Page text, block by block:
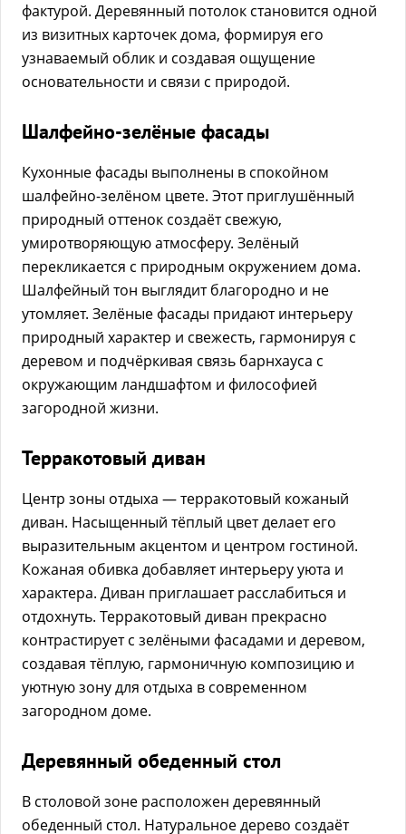
фактурой. Деревянный потолок становится одной
из визитных карточек дома, формируя его
узнаваемый облик и создавая ощущение
основательности и связи с природой.
Шалфейно-зелёные фасады
Кухонные фасады выполнены в спокойном
шалфейно-зелёном цвете. Этот приглушённый
природный оттенок создаёт свежую,
умиротворяющую атмосферу. Зелёный
перекликается с природным окружением дома.
Шалфейный тон выглядит благородно и не
утомляет. Зелёные фасады придают интерьеру
природный характер и свежесть, гармонируя с
деревом и подчёркивая связь барнхауса с
окружающим ландшафтом и философией
загородной жизни.
Терракотовый диван
Центр зоны отдыха — терракотовый кожаный
диван. Насыщенный тёплый цвет делает его
выразительным акцентом и центром гостиной.
Кожаная обивка добавляет интерьеру уюта и
характера. Диван приглашает расслабиться и
отдохнуть. Терракотовый диван прекрасно
контрастирует с зелёными фасадами и деревом,
создавая тёплую, гармоничную композицию и
уютную зону для отдыха в современном
загородном доме.
Деревянный обеденный стол
В столовой зоне расположен деревянный
обеденный стол. Натуральное дерево создаёт